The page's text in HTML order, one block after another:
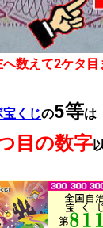
数えて2ケタ
宝くじの5等は
目の数字